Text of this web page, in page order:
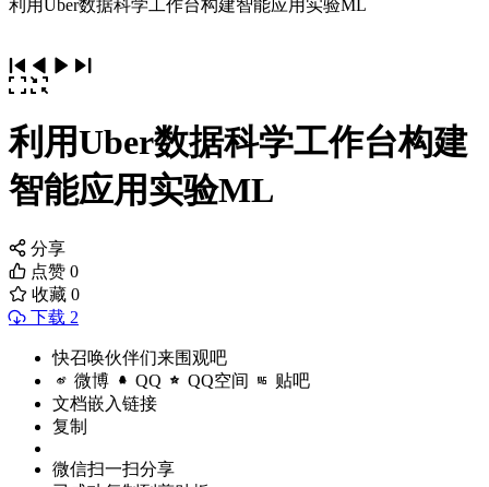
利用Uber数据科学工作台构建智能应用实验ML
利用Uber数据科学工作台构建
智能应用实验ML
分享
点赞 0
收藏 0
下载 2
快召唤伙伴们来围观吧
微博 QQ QQ空间 贴吧
文档嵌入链接
复制
微信扫一扫分享